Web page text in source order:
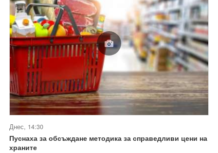
Днес, 14:30
Пуснаха за обсъждане методика за справедливи цени на
храните